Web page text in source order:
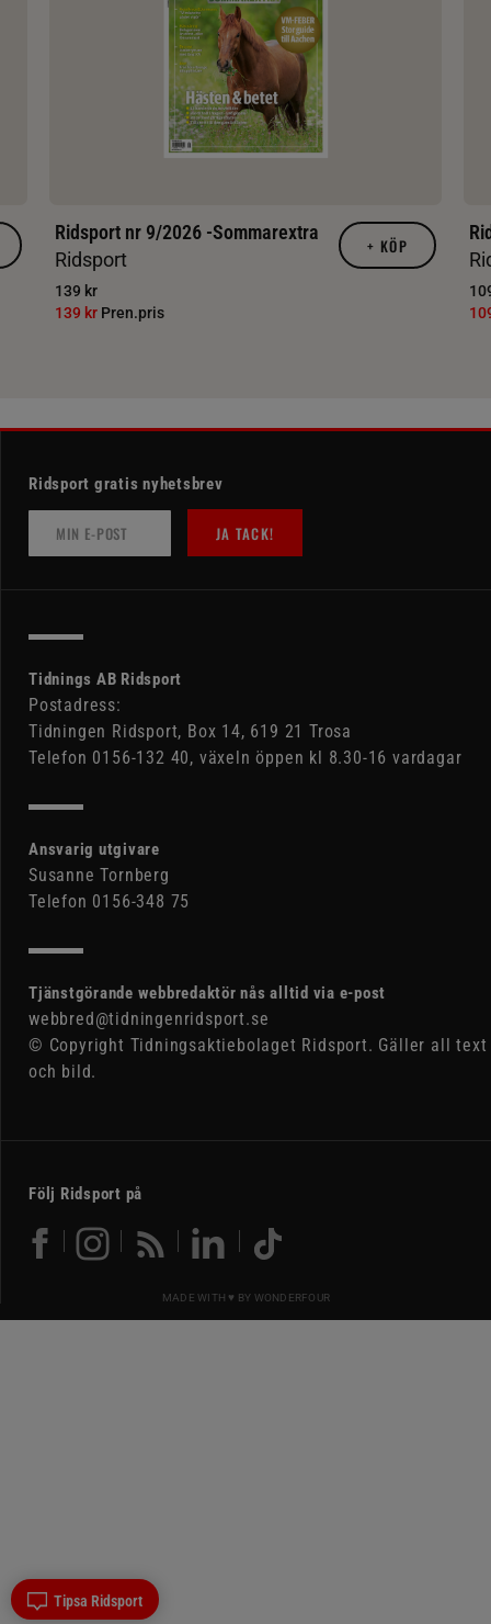
Ridsport nr 9/2026 -Sommarextra
Ridsport
139 kr
139 kr Pren.pris
+ KÖP
Tipsa Ridsport
Ridsport gratis nyhetsbrev
JA TACK!
Tidnings AB Ridsport
Postadress:
Tidningen Ridsport, Box 14, 619 21 Trosa
Telefon 0156-132 40, växeln öppen kl 8.30-16 vardagar
Ansvarig utgivare
Susanne Tornberg
Telefon 0156-348 75
Tjänstgörande webbredaktör nås alltid via e-post
webbred@tidningenridsport.se
© Copyright Tidningsaktiebolaget Ridsport. Gäller all text
och bild.
Följ Ridsport på
MADE WITH ♥ BY WONDERFOUR